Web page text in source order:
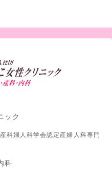
ック
科婦人科学会認定産婦人科専門
科